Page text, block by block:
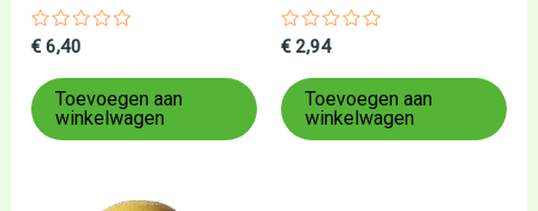
Gewaardeerd
uit
5
€ 6,40
Toevoegen aan
winkelwagen
Gewaardeerd
uit
5
€ 2,94
Toevoegen aan
winkelwagen